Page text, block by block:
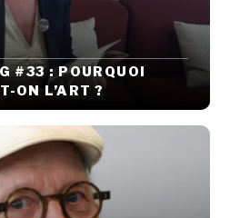
#33 : POURQUOI
ON L’ART ?